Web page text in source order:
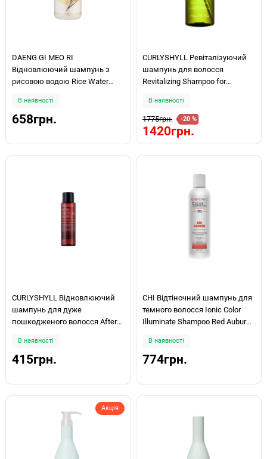
DAENG GI MEO RI
Відновлюючий шампунь з
рисовою водою Rice Water
В наявності
658грн.
CURLYSHYLL Ревіталізуючий
шампунь для волосся
Revitalizing Shampoo for
В наявності
1775грн. -20 %
1420грн.
CURLYSHYLL Відновлюючий
шампунь для дуже
пошкодженого волосся After
damaged) 50 мл
В наявності
415грн.
CHI Відтіночний шампунь для
темного волосся Ionic Color
Illuminate Shampoo Red Auburn
В наявності
774грн.
Акція